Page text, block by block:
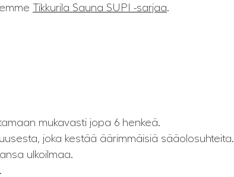
Tikkurila Sauna SUPI -sarjaa.
mukavasti jopa 6 henkeä.
joka kestää äärimmäisiä sääolosuhteita.
ulkoilmaa.